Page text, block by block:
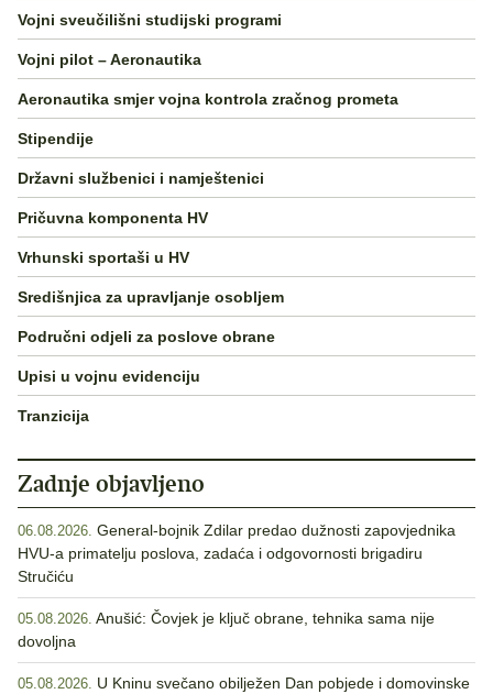
Vojni sveučilišni studijski programi
Vojni pilot – Aeronautika
Aeronautika smjer vojna kontrola zračnog prometa
Stipendije
Državni službenici i namještenici
Pričuvna komponenta HV
Vrhunski sportaši u HV
Središnjica za upravljanje osobljem
Područni odjeli za poslove obrane
Upisi u vojnu evidenciju
Tranzicija
Zadnje objavljeno
06.08.2026. General-bojnik Zdilar predao dužnosti zapovjednika
HVU-a primatelju poslova, zadaća i odgovornosti brigadiru
Stručiću
05.08.2026. Anušić: Čovjek je ključ obrane, tehnika sama nije
dovoljna
05.08.2026. U Kninu svečano obilježen Dan pobjede i domovinske